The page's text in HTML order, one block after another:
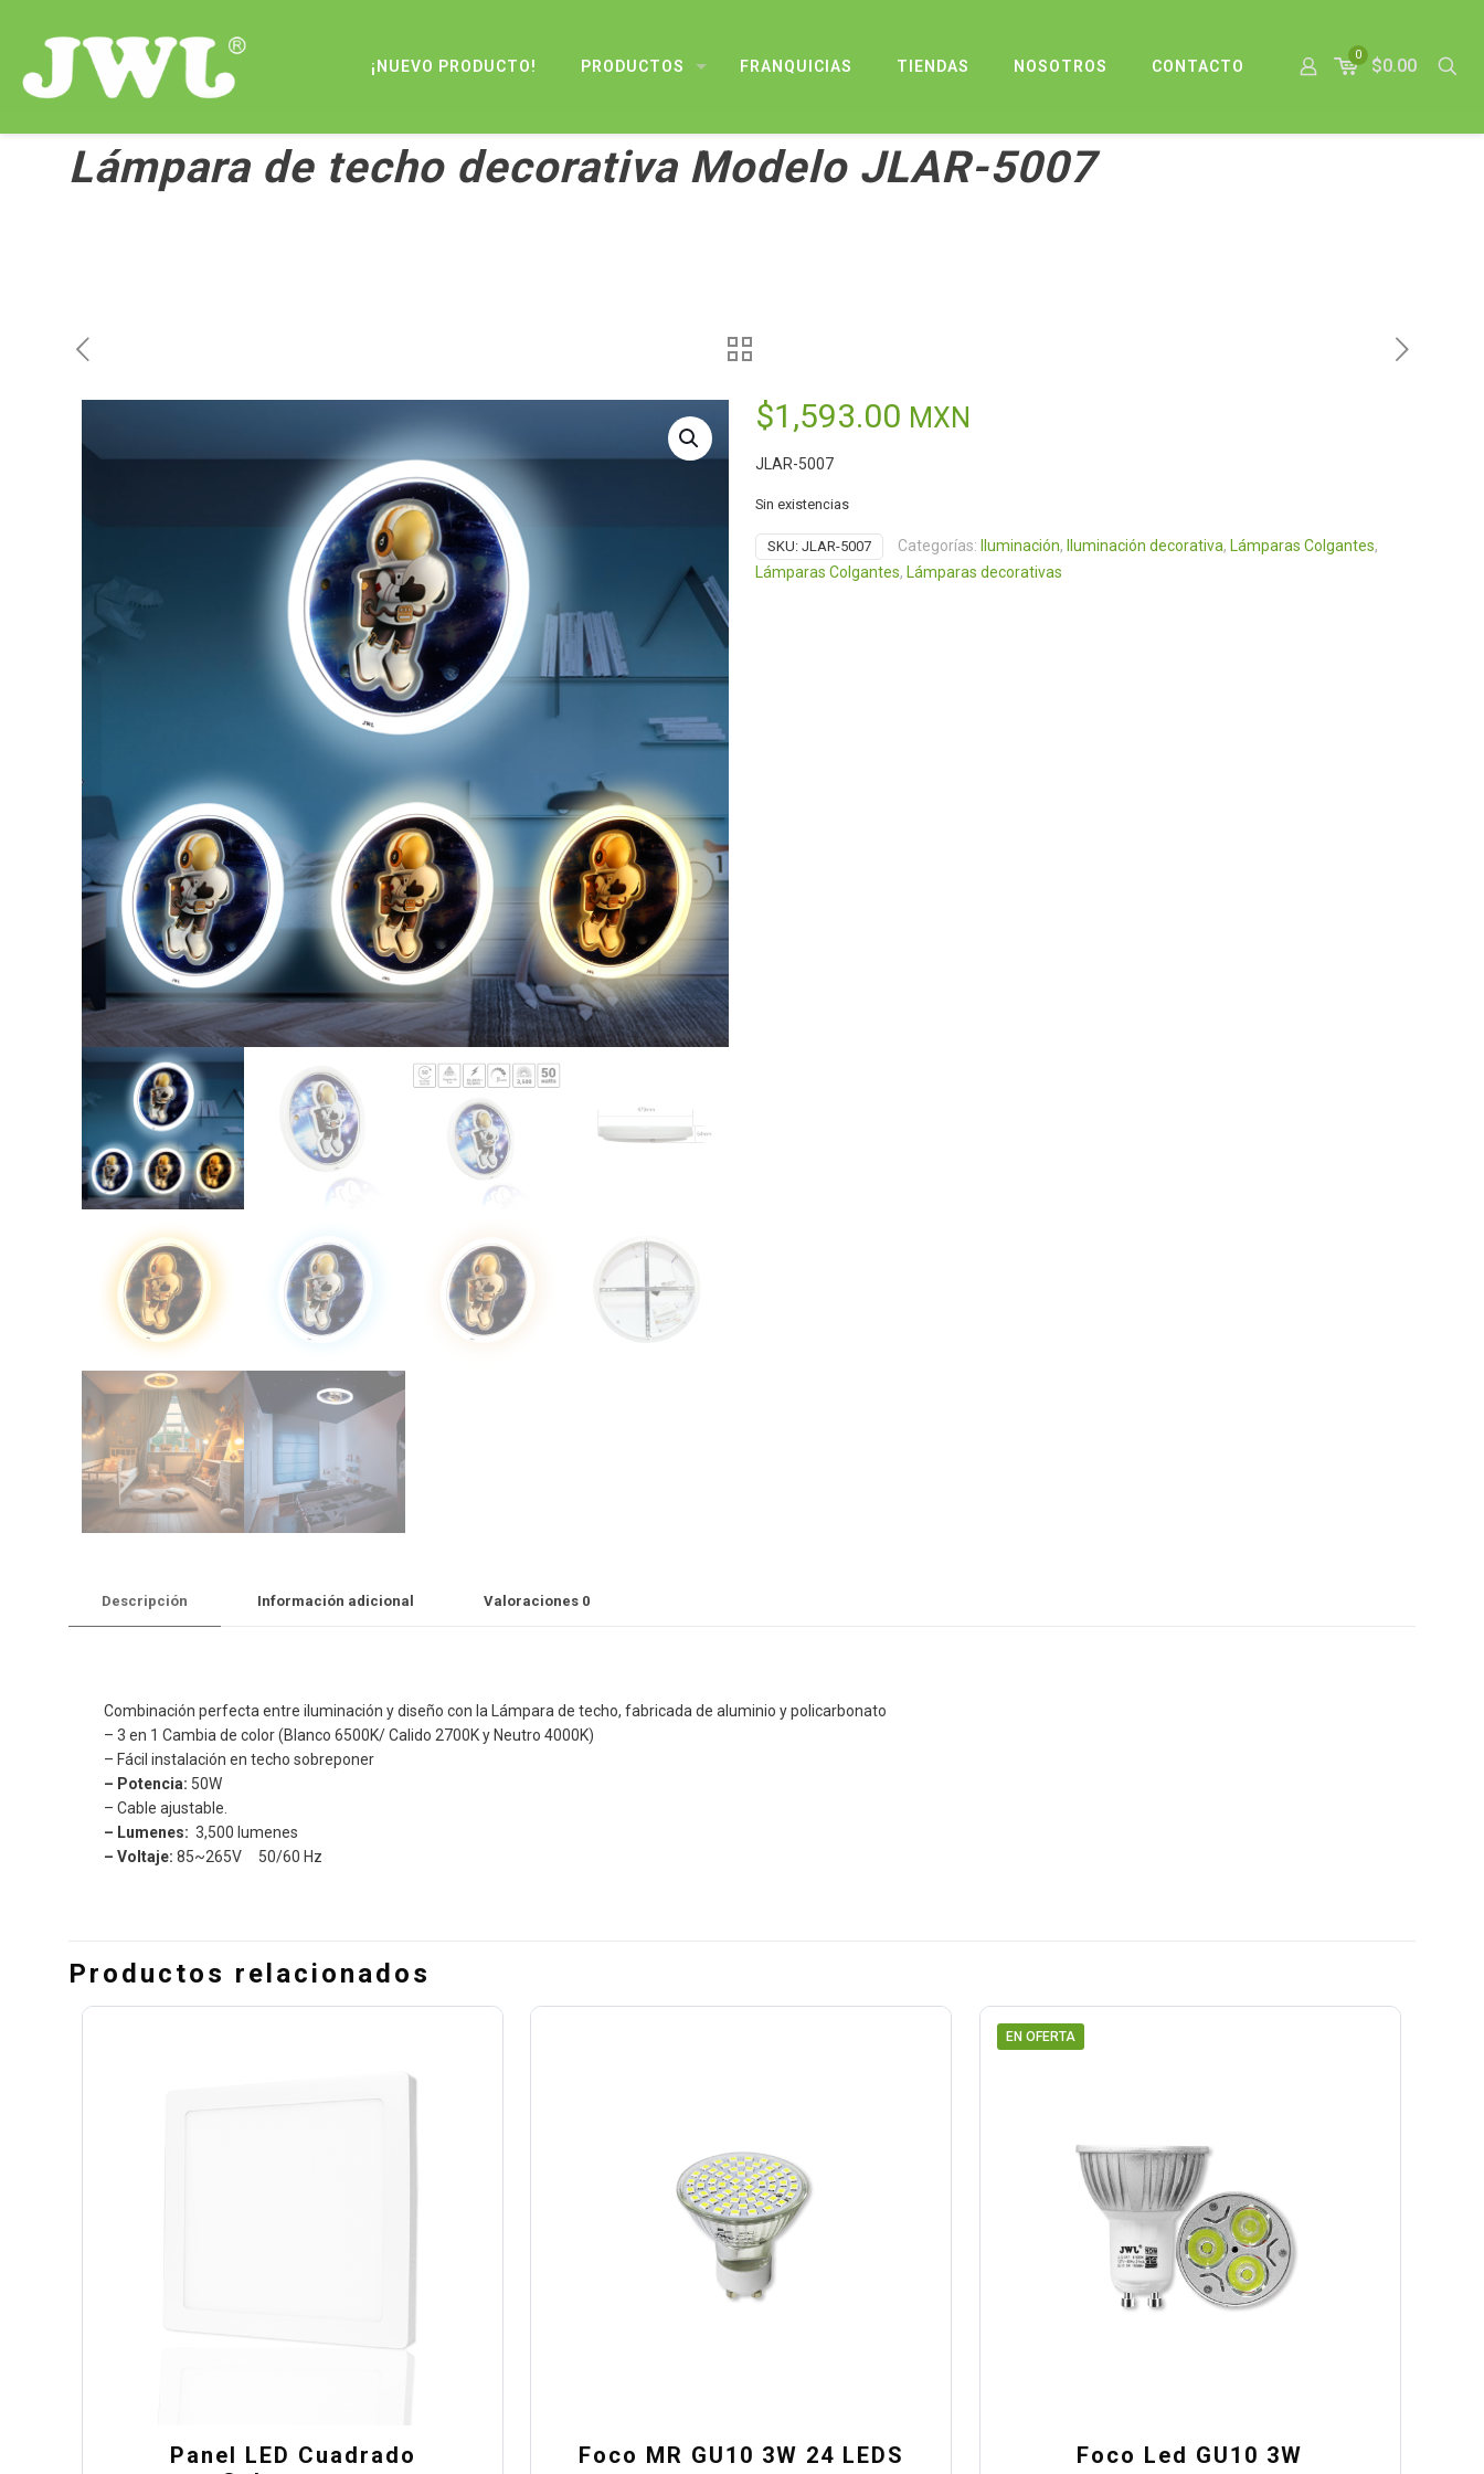
¡NUEVO PRODUCTO! PRODUCTOS FRANQUICIAS TIENDAS NOSOTROS CONTACTO
0
$0.00
Lámpara de techo decorativa Modelo JLAR-5007
$1,593.00 MXN
JLAR-5007
Sin existencias
SKU: JLAR-5007 Categorías: Iluminación, Iluminación decorativa, Lámparas Colgantes,
Lámparas Colgantes, Lámparas decorativas
Descripción Información adicional Valoraciones 0
Combinación perfecta entre iluminación y diseño con la Lámpara de techo, fabricada de aluminio y policarbonato
– 3 en 1 Cambia de color (Blanco 6500K/ Calido 2700K y Neutro 4000K)
– Fácil instalación en techo sobreponer
– Potencia: 50W
– Cable ajustable.
– Lumenes: 3,500 lumenes
– Voltaje: 85~265V 50/60 Hz
Productos relacionados
Panel LED Cuadrado
Foco MR GU10 3W 24 LEDS
EN OFERTA
Foco Led GU10 3W